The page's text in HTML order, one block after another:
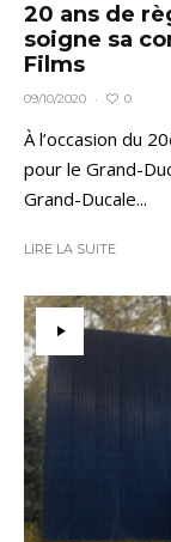
20 ans de
soigne sa
Films
09/10/2020 · 0
À l’occasion du
pour le Grand-
Grand-Ducale...
LIRE LA SUITE